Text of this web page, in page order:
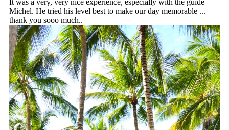
Michel. He tried his level best to make our day memorable ...
thank you sooo much..